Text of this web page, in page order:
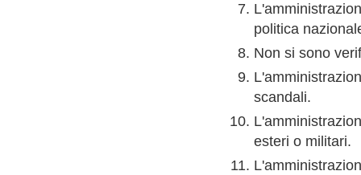
politica
Non si sono
scandali.
esteri o militari.